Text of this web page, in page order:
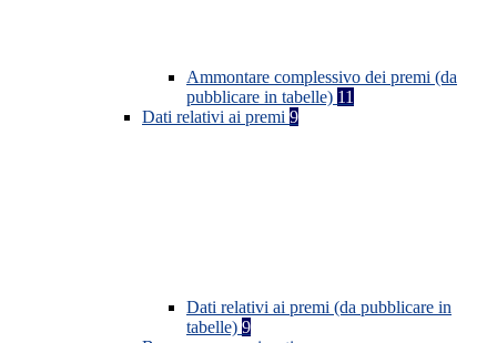
Ammontare complessivo dei premi (da
pubblicare in tabelle) 11
Dati relativi ai premi 9
Dati relativi ai premi (da pubblicare in
tabelle) 9